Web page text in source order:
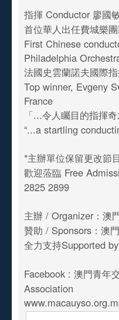
指揮 Conductor 廖國
首位華人出任費城樂
First Chinese
Philadelphia
法國史雲蘭諾夫國際
Top winner, Evgeny
France
「...令人矚目的指揮
“...a startling
*主辦單位保留更改節
歡迎蒞臨 Free
2825 2899
主辦 / Organizer：澳
贊助 / Sponsors：澳
全力支持Supported
Facebook : 澳門青年
Association